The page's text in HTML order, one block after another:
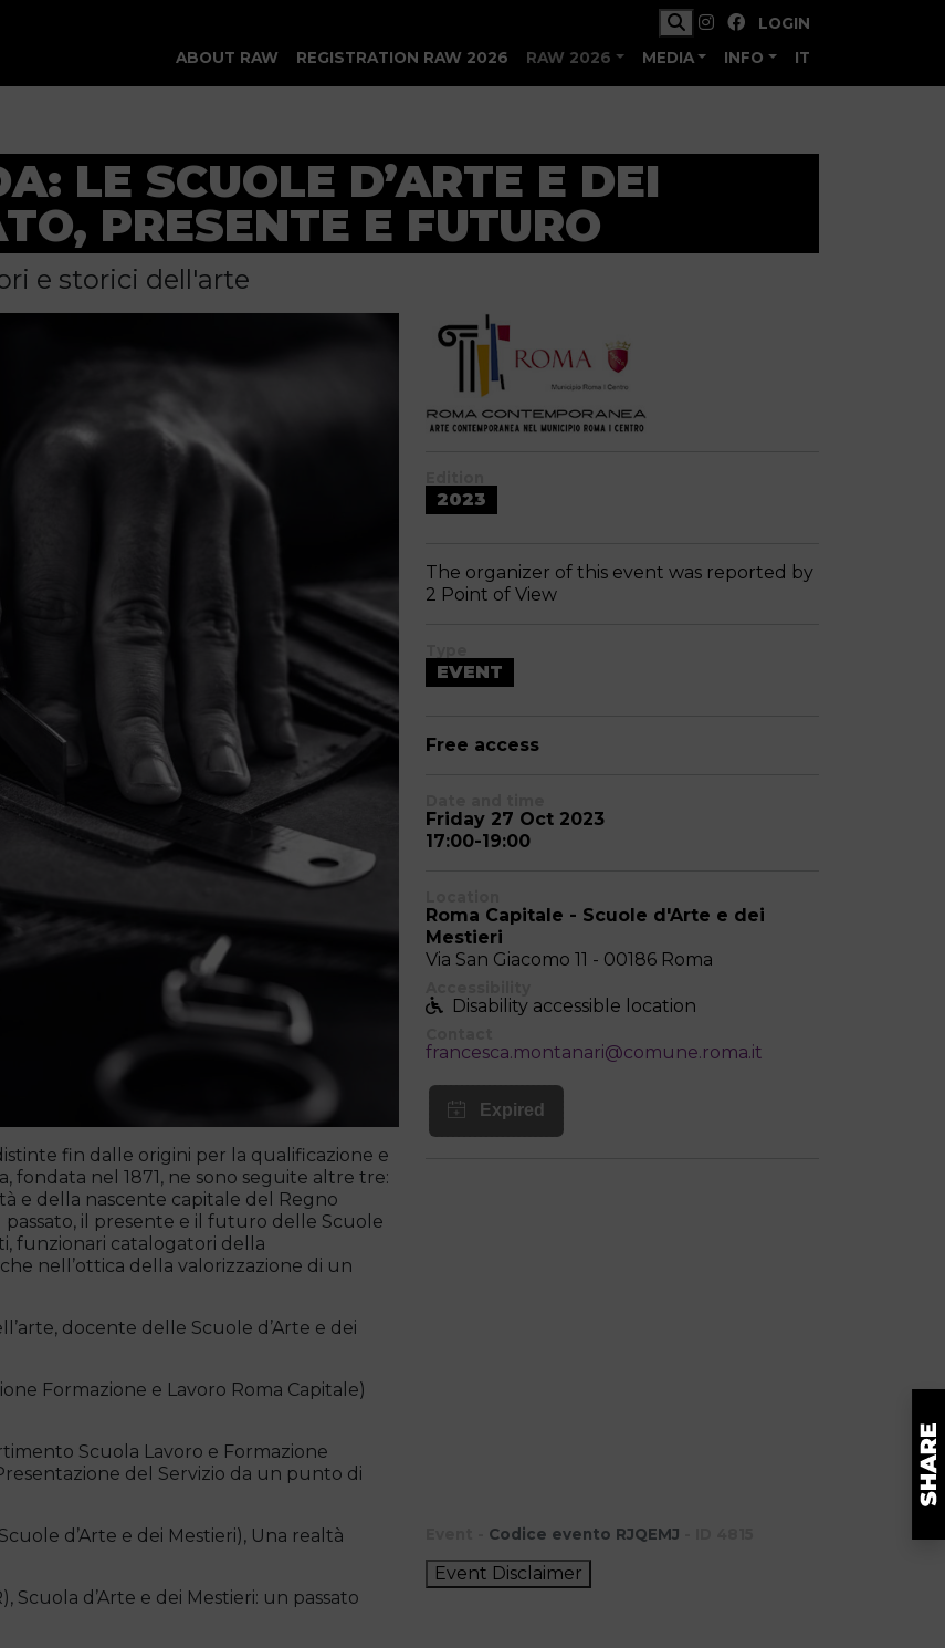
LOGIN
ABOUT RAW
REGISTRATION RAW 2026 RAW 2026 MEDIA INFO IT
LE SCUOLE D’ARTE E DEI
PRESENTE E FUTURO
e storici dell'arte
fin dalle origini per la qualificazione e
fondata nel 1871, ne sono seguite altre tre:
e della nascente capitale del Regno
il presente e il futuro delle Scuole
funzionari catalogatori della
nell’ottica della valorizzazione di un
docente delle Scuole d’Arte e dei
Formazione e Lavoro Roma Capitale)
Scuola Lavoro e Formazione
del Servizio da un punto di
d’Arte e dei Mestieri), Una realtà
d’Arte e dei Mestieri: un passato
2023
The organizer of this event was reported by
2 Point of View
EVENT
Free access
Friday 27 Oct 2023
17:00-19:00
Roma Capitale - Scuole d'Arte e dei
Mestieri
Via San Giacomo 11 - 00186 Roma
Disability accessible location
francesca.montanari@comune.roma.it
Codice evento RJQEMJ
Event Disclaimer